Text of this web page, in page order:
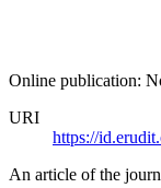
Online publication:
URI
https://
An article of the